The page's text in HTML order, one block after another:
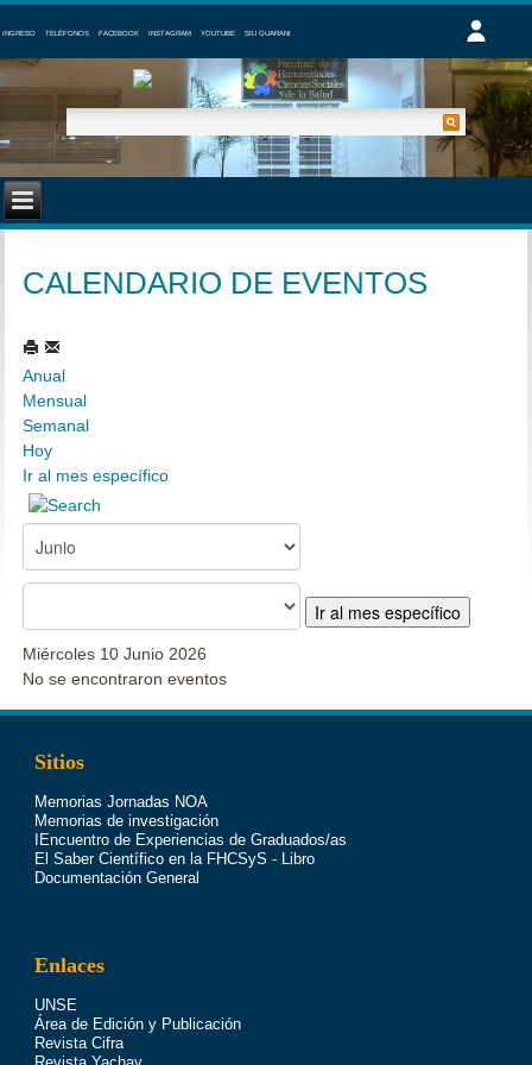
INGRESO TELÉFONOS FACEBOOK INSTAGRAM YOUTUBE SIU GUARANI
CALENDARIO DE EVENTOS
Anual
Mensual
Semanal
Hoy
Ir al mes específico
Ir al mes específico
Miércoles 10 Junio 2026
No se encontraron eventos
Sitios
Memorias Jornadas NOA
Memorias de investigación
IEncuentro de Experiencias de Graduados/as
El Saber Científico en la FHCSyS - Libro
Documentación General
Enlaces
UNSE
Área de Edición y Publicación
Revista Cifra